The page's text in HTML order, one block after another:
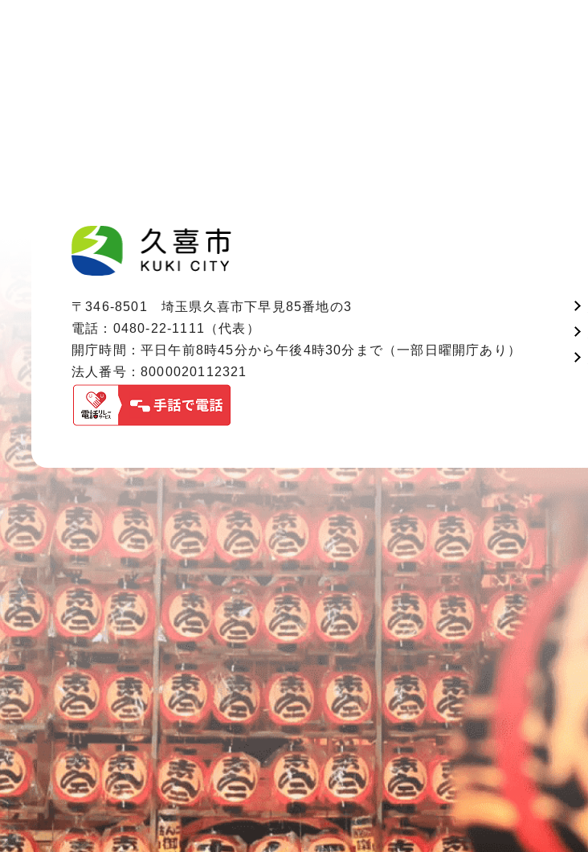
〒346-8501 埼玉県久喜市下早見85番地の3
電話：0480-22-1111（代表）
開庁時間：平日午前8時45分から午後4時30分まで（一部日曜開庁あり）
法人番号：8000020112321